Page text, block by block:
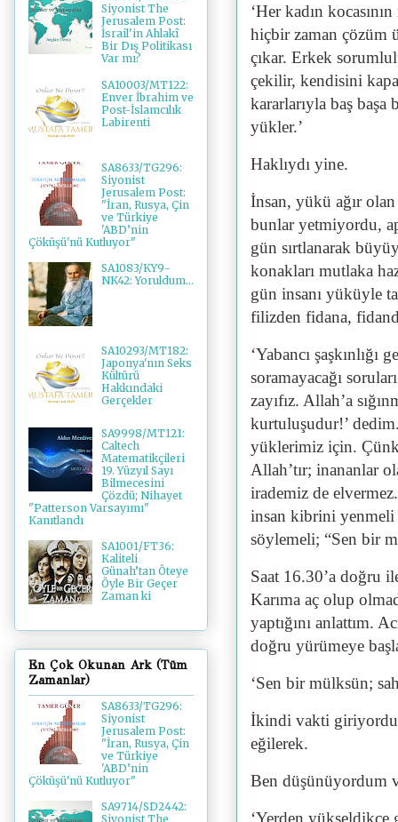
‘Her kadın
hiçbir zaman çözüm
çıkar. Erkek
çekilir, kendisini
kararlarıyla baş
yükler.’
Haklıydı yine.
İnsan, yükü ağır
bunlar yetmiyordu,
gün sırtlanarak
konakları mutlaka
gün insanı yüküyle
filizden fidana,
‘Yabancı şaşkınlığı
soramayacağı
zayıfız. Allah’a
kurtuluşudur!’
yüklerimiz için.
Allah’tır; inananlar
irademiz de
insan kibrini yenmeli
söylemeli; “Sen bir
Saat 16.30’a doğru
Karıma aç olup
yaptığını anlattım.
doğru yürümeye
‘Sen bir mülksün;
İkindi vakti
eğilerek.
Ben düşünüyordum
‘Yerden yükseldikçe
Siyonist The
Jerusalem Post:
İsrail'in Ahlakî
Bir Dış Politikası
Var mı?
SA10003/MT122:
Enver İbrahim ve
Post-İslamcılık
Labirenti
SA8633/TG296:
Siyonist
Jerusalem Post:
"İran, Rusya, Çin
ve Türkiye
'ABD’nin
Çöküşü'nü Kutluyor"
SA1083/KY9-
NK42: Yoruldum...
SA10293/MT182:
Japonya'nın Seks
Kültürü
Hakkındaki
Gerçekler
SA9998/MT121:
Caltech
Matematikçileri
19. Yüzyıl Sayı
Bilmecesini
Çözdü; Nihayet
"Patterson Varsayımı"
Kanıtlandı
SA1001/FT36:
Kaliteli
Günah’tan Öteye
Öyle Bir Geçer
Zaman ki
En Çok Okunan Ark (Tüm
Zamanlar)
SA8633/TG296:
Siyonist
Jerusalem Post:
"İran, Rusya, Çin
ve Türkiye
'ABD’nin
Çöküşü'nü Kutluyor"
SA9714/SD2442:
Siyonist The